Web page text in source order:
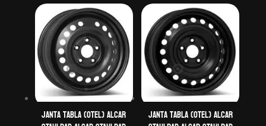
Janta tabla (otel) ALCAR Janta tabla (otel) ALCAR